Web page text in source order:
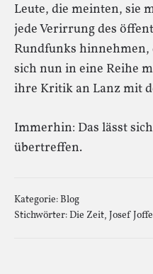
Leute, die meinten, sie
jede Verirrung des
Rundfunks hinnehmen,
sich nun in eine Reihe
ihre Kritik an Lanz mit
Immerhin: Das lässt
übertreffen.
Kategorie:Blog
Stichwörter:Die Zeit, Josef Joffe